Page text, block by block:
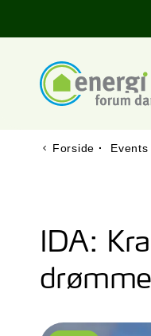
Forside · Events
IDA:
drømme